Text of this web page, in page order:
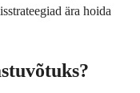
ära hoida